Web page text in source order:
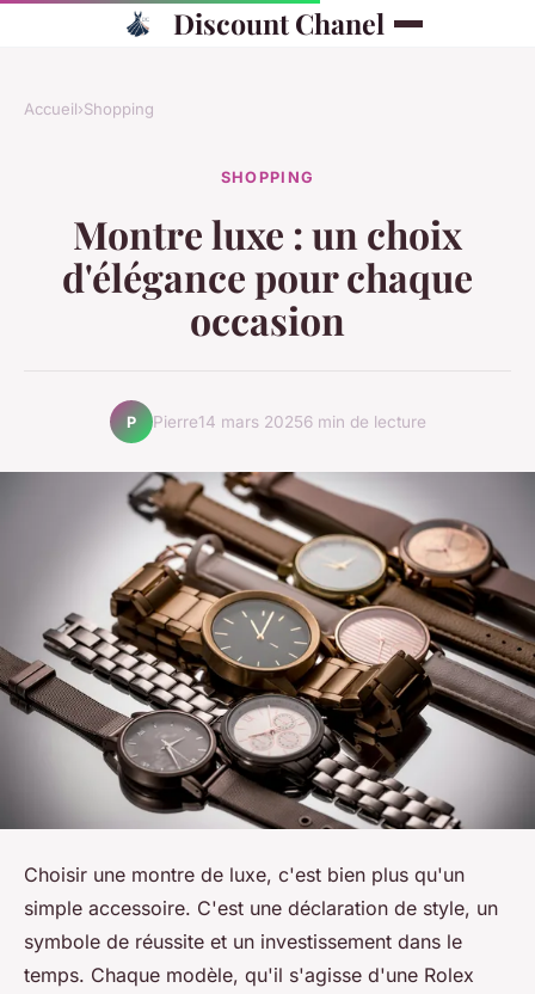
Discount Chanel
Accueil›Shopping
SHOPPING
Montre luxe : un choix
d'élégance pour chaque
occasion
P Pierre14 mars 20256 min de lecture
Choisir une montre de luxe, c'est bien plus qu'un
simple accessoire. C'est une déclaration de style, un
symbole de réussite et un investissement dans le
temps. Chaque modèle, qu'il s'agisse d'une Rolex